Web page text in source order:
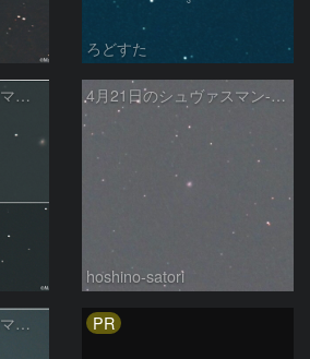
ろどすた
シュヴァスマン-ヴァハマン彗星 ( 29P )：2026/04/21 4月21日のシュヴァスマン-ヴァハマン第1彗星（Schwassmann-Wachmann 1）
hoshino-satori
シュヴァスマン-ヴァハマン彗星 ( 29P )：2026/04/19 PR